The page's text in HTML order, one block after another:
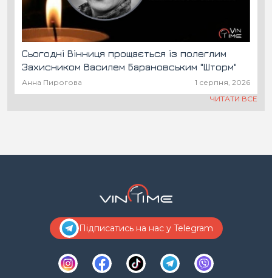
Сьогодні Вінниця прощається із полеглим
Захисником Василем Барановським "Шторм"
Анна Пирогова
1 серпня, 2026
ЧИТАТИ ВСЕ
Підписатись на нас у Telegram